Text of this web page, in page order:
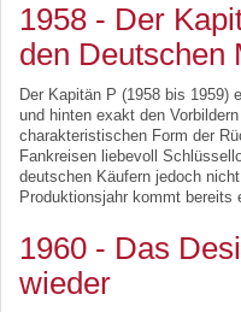
1958 - Der
den Deutschen
Der Kapitän P (1958 bis 1959)
und hinten exakt den
charakteristischen Form der
Fankreisen liebevoll
deutschen Käufern jedoch
Produktionsjahr kommt bereits
1960 - Das
wieder